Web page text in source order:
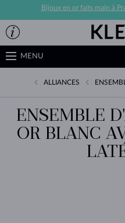
Bijoux en or faits main à
MENU
ALLIANCES
ENSEMBLE
OR BLANC